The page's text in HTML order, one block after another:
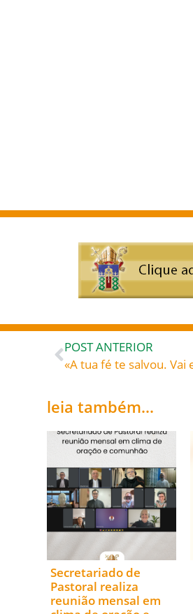
POST ANTERIOR
leia também...
Secretariado de
Pastoral realiza
reunião mensal em